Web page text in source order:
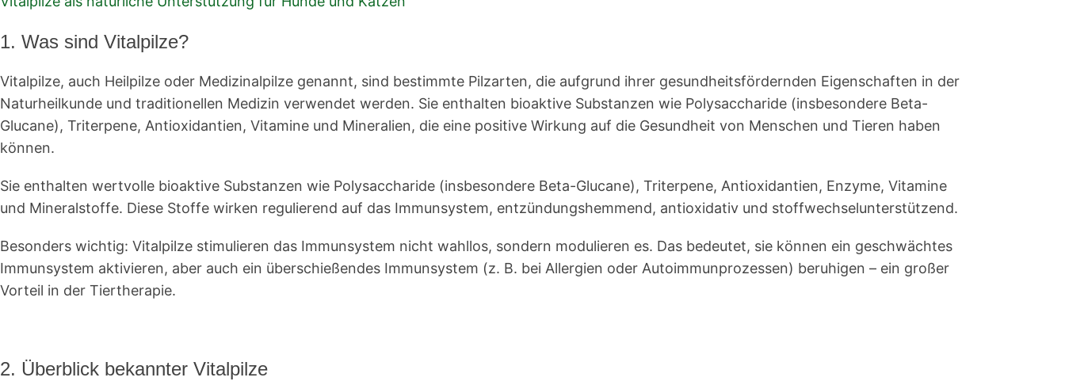
1. Was sind Vitalpilze?
Vitalpilze, auch Heilpilze oder Medizinalpilze genannt, sind bestimmte Pilzarten, die aufgrund ihrer gesundheitsfördernden Eigenschaften in der
Naturheilkunde und traditionellen Medizin verwendet werden. Sie enthalten bioaktive Substanzen wie Polysaccharide (insbesondere Beta-
Glucane), Triterpene, Antioxidantien, Vitamine und Mineralien, die eine positive Wirkung auf die Gesundheit von Menschen und Tieren haben
können.
Sie enthalten wertvolle bioaktive Substanzen wie Polysaccharide (insbesondere Beta-Glucane), Triterpene, Antioxidantien, Enzyme, Vitamine
und Mineralstoffe. Diese Stoffe wirken regulierend auf das Immunsystem, entzündungshemmend, antioxidativ und stoffwechselunterstützend.
Besonders wichtig: Vitalpilze stimulieren das Immunsystem nicht wahllos, sondern modulieren es. Das bedeutet, sie können ein geschwächtes
Immunsystem aktivieren, aber auch ein überschießendes Immunsystem (z. B. bei Allergien oder Autoimmunprozessen) beruhigen – ein großer
Vorteil in der Tiertherapie.
2. Überblick bekannter Vitalpilze